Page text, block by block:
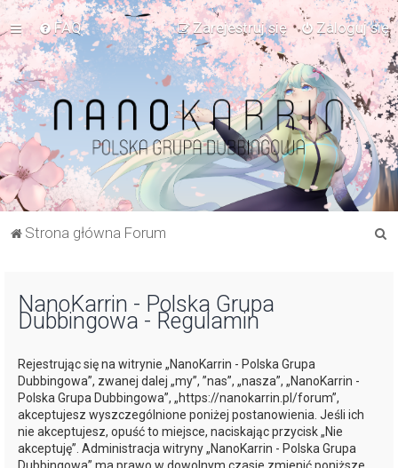
FAQ Zaloguj się
Zarejestruj się
Strona główna Forum
NanoKarrin - Polska Grupa
Dubbingowa - Regulamin
Rejestrując się na witrynie „NanoKarrin - Polska Grupa
Dubbingowa”, zwanej dalej „my”, ”nas”, „nasza”, „NanoKarrin -
Polska Grupa Dubbingowa”, „https://nanokarrin.pl/forum”,
akceptujesz wyszczególnione poniżej postanowienia. Jeśli ich
nie akceptujesz, opuść to miejsce, naciskając przycisk „Nie
akceptuję”. Administracja witryny „NanoKarrin - Polska Grupa